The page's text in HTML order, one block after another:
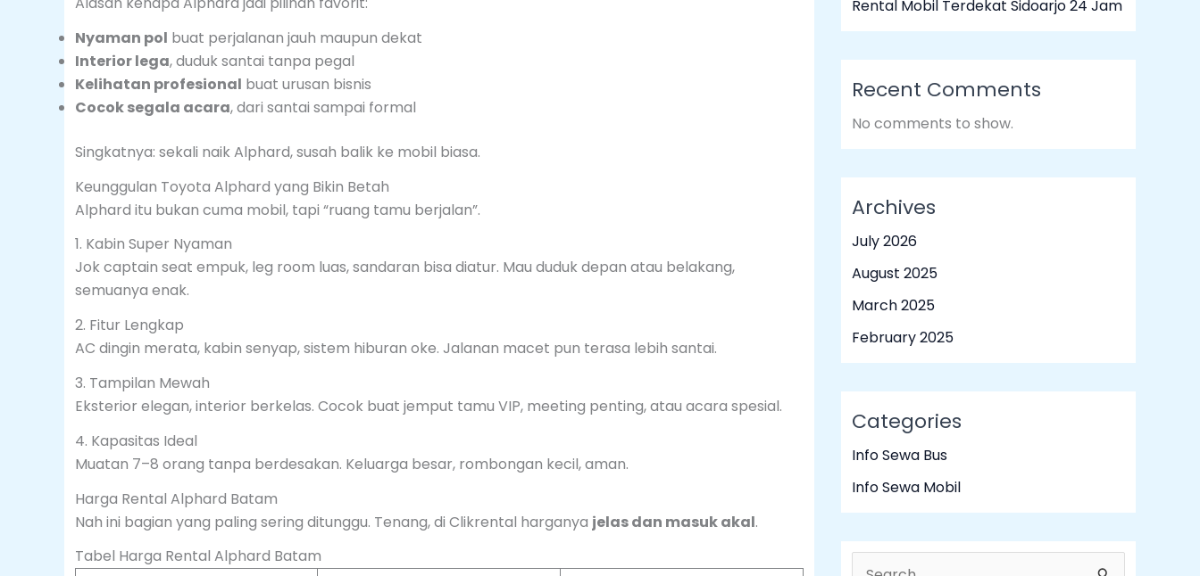
Nyaman pol buat perjalanan jauh maupun dekat
Interior lega, duduk santai tanpa pegal
Kelihatan profesional buat urusan bisnis
Cocok segala acara, dari santai sampai formal
Singkatnya: sekali naik Alphard, susah balik ke mobil biasa.
Keunggulan Toyota Alphard yang Bikin Betah
Alphard itu bukan cuma mobil, tapi “ruang tamu berjalan”.
1. Kabin Super Nyaman
Jok captain seat empuk, leg room luas, sandaran bisa diatur. Mau duduk depan atau belakang,
semuanya enak.
2. Fitur Lengkap
AC dingin merata, kabin senyap, sistem hiburan oke. Jalanan macet pun terasa lebih santai.
3. Tampilan Mewah
Eksterior elegan, interior berkelas. Cocok buat jemput tamu VIP, meeting penting, atau acara spesial.
4. Kapasitas Ideal
Muatan 7–8 orang tanpa berdesakan. Keluarga besar, rombongan kecil, aman.
Harga Rental Alphard Batam
Nah ini bagian yang paling sering ditunggu. Tenang, di Clikrental harganya jelas dan masuk akal.
Tabel Harga Rental Alphard Batam
Rental Mobil Terdekat Sidoarjo 24 Jam
Recent Comments
No comments to show.
Archives
July 2026
August 2025
March 2025
February 2025
Categories
Info Sewa Bus
Info Sewa Mobil